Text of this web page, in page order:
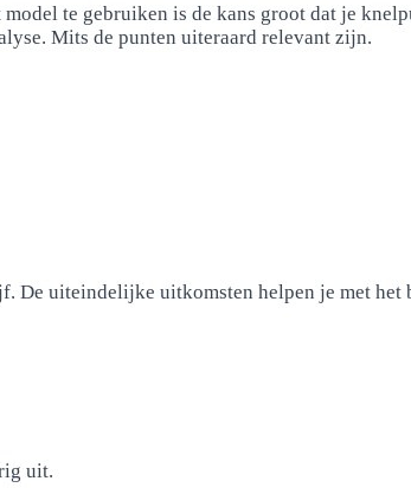
te gebruiken is de kans groot dat je
Mits de punten uiteraard relevant zijn.
uiteindelijke uitkomsten helpen je met
uit.